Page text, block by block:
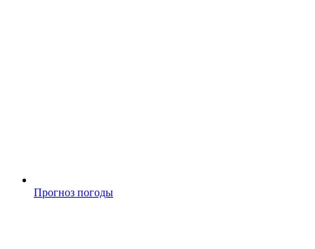
Прогноз погоды